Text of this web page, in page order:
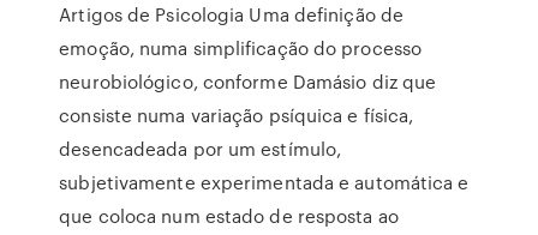
Artigos de Psicologia Uma definição de
emoção, numa simplificação do processo
neurobiológico, conforme Damásio diz que
consiste numa variação psíquica e física,
desencadeada por um estímulo,
subjetivamente experimentada e automática e
que coloca num estado de resposta ao